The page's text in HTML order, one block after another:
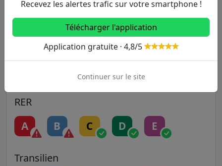
9 10 11 12 13
RER
A B C D E
Transilien
Recevez les alertes trafic sur votre smartphone !
Télécharger l'application
Application gratuite · 4,8/5
Continuer sur le site